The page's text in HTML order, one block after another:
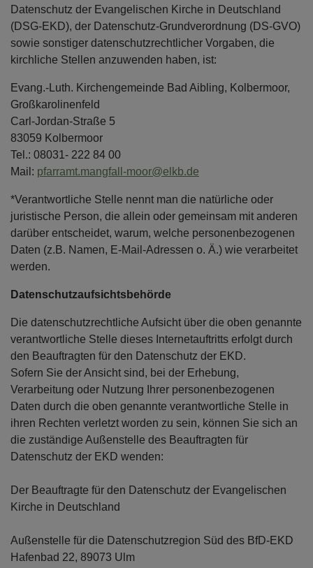
Datenschutz der Evangelischen Kirche in Deutschland
(DSG-EKD), der Datenschutz-Grundverordnung (DS-GVO)
sowie sonstiger datenschutzrechtlicher Vorgaben, die
kirchliche Stellen anzuwenden haben, ist:
Evang.-Luth. Kirchengemeinde Bad Aibling, Kolbermoor,
Großkarolinenfeld
Carl-Jordan-Straße 5
83059 Kolbermoor
Tel.: 08031- 222 84 00
Mail: pfarramt.mangfall-moor@elkb.de
*Verantwortliche Stelle nennt man die natürliche oder
juristische Person, die allein oder gemeinsam mit anderen
darüber entscheidet, warum, welche personenbezogenen
Daten (z.B. Namen, E-Mail-Adressen o. Ä.) wie verarbeitet
werden.
Datenschutzaufsichtsbehörde
Die datenschutzrechtliche Aufsicht über die oben genannte
verantwortliche Stelle dieses Internetauftritts erfolgt durch
den Beauftragten für den Datenschutz der EKD.
Sofern Sie der Ansicht sind, bei der Erhebung,
Verarbeitung oder Nutzung Ihrer personenbezogenen
Daten durch die oben genannte verantwortliche Stelle in
ihren Rechten verletzt worden zu sein, können Sie sich an
die zuständige Außenstelle des Beauftragten für
Datenschutz der EKD wenden:
Der Beauftragte für den Datenschutz der Evangelischen
Kirche in Deutschland
Außenstelle für die Datenschutzregion Süd des BfD-EKD
Hafenbad 22, 89073 Ulm